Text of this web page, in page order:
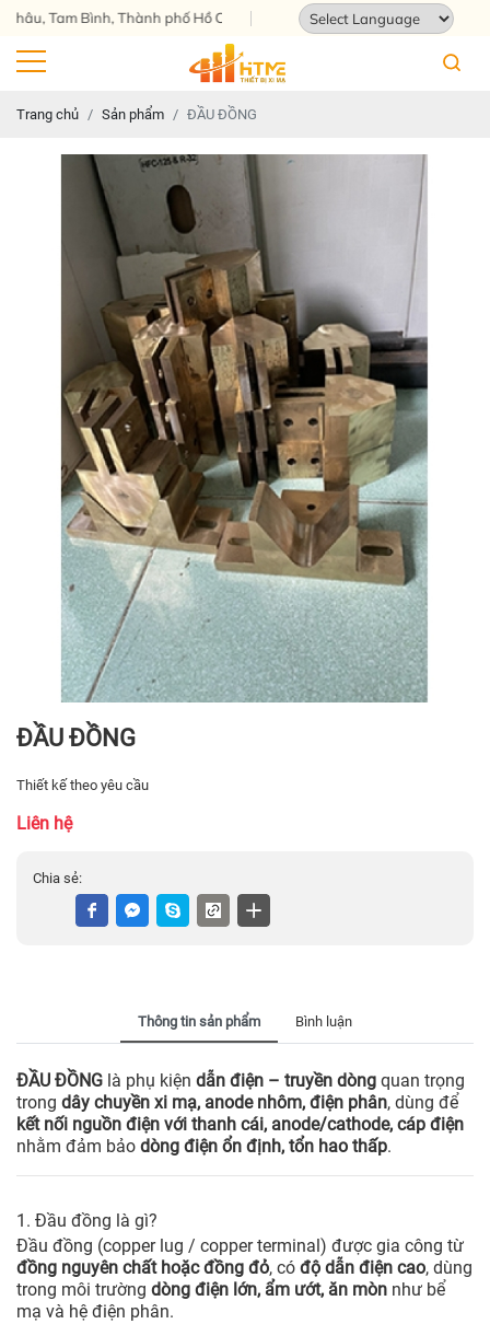
Bình, Thành phố Hồ Chí Minh
Trang chủ Sản phẩm ĐẦU ĐỒNG
ĐẦU ĐỒNG
Thiết kế theo yêu cầu
Liên hệ
Chia sẻ:
Thông tin sản phẩm Bình luận
ĐẦU ĐỒNG là phụ kiện dẫn điện – truyền dòng quan trọng
trong dây chuyền xi mạ, anode nhôm, điện phân, dùng để
kết nối nguồn điện với thanh cái, anode/cathode, cáp điện
nhằm đảm bảo dòng điện ổn định, tổn hao thấp.
1. Đầu đồng là gì?
Đầu đồng (copper lug / copper terminal) được gia công từ
đồng nguyên chất hoặc đồng đỏ, có độ dẫn điện cao, dùng
trong môi trường dòng điện lớn, ẩm ướt, ăn mòn như bể
mạ và hệ điện phân.